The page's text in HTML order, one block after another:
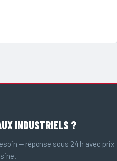
INDUSTRIELS ?
— réponse sous 24 h avec prix